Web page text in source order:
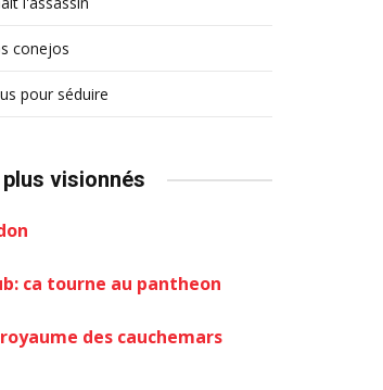
conejos
pour séduire
visionnés
ca tourne au pantheon
des cauchemars